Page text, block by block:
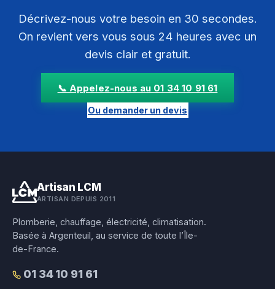
Décrivez-nous votre besoin en 30 secondes.
On revient vers vous sous 24 heures avec un
devis clair et gratuit.
📞 Appelez-nous au 01 34 10 91 61
Ou demander un devis
Artisan LCM
ARTISAN DEPUIS 2011
Plomberie, chauffage, électricité, climatisation.
Basée à Argenteuil, au service de toute l’Île-
de-France.
01 34 10 91 61